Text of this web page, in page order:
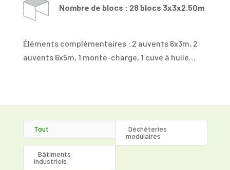
Nombre de blocs : 28 blocs 3x3x2.50m
Éléments complémentaires : 2 auvents 6x3m, 2
auvents 6x5m, 1 monte-charge, 1 cuve à huile…
Tout
modulaires
industriels